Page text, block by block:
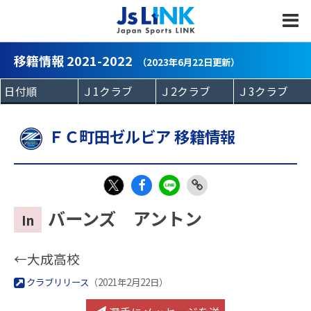
移籍情報 2021-2022 （2023年6月22日更新）
ＦＣ町田ゼルビア 移籍情報
X
eb
E
Copy
In バーンズ アントン
←大成高校
クラブリリース （2021年2月22日）